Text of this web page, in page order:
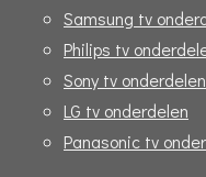
Samsung tv
Philips tv
Sony tv onderdelen
LG tv onderdelen
Panasonic tv